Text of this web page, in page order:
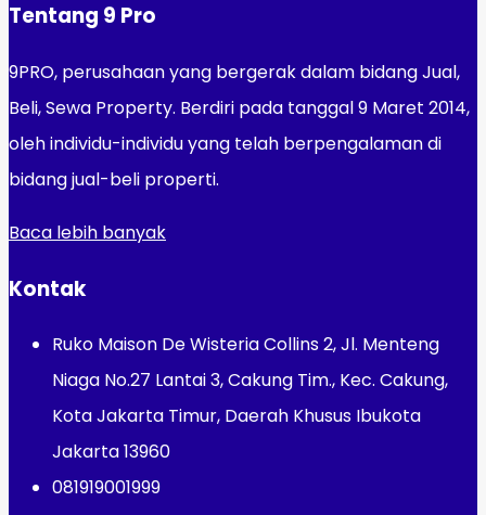
Tentang 9 Pro
9PRO, perusahaan yang bergerak dalam bidang Jual,
Beli, Sewa Property. Berdiri pada tanggal 9 Maret 2014,
oleh individu-individu yang telah berpengalaman di
bidang jual-beli properti.
Baca lebih banyak
Kontak
Ruko Maison De Wisteria Collins 2, Jl. Menteng
Niaga No.27 Lantai 3, Cakung Tim., Kec. Cakung,
Kota Jakarta Timur, Daerah Khusus Ibukota
Jakarta 13960
081919001999